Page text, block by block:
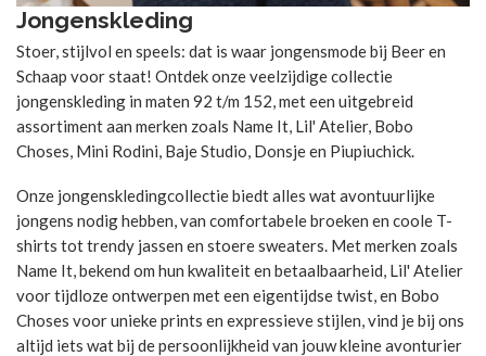
Jongenskleding
Stoer, stijlvol en speels: dat is waar jongensmode bij Beer en
Schaap voor staat! Ontdek onze veelzijdige collectie
jongenskleding in maten 92 t/m 152, met een uitgebreid
assortiment aan merken zoals Name It, Lil' Atelier, Bobo
Choses, Mini Rodini, Baje Studio, Donsje en Piupiuchick.
Onze jongenskledingcollectie biedt alles wat avontuurlijke
jongens nodig hebben, van comfortabele broeken en coole T-
shirts tot trendy jassen en stoere sweaters. Met merken zoals
Name It, bekend om hun kwaliteit en betaalbaarheid, Lil' Atelier
voor tijdloze ontwerpen met een eigentijdse twist, en Bobo
Choses voor unieke prints en expressieve stijlen, vind je bij ons
altijd iets wat bij de persoonlijkheid van jouw kleine avonturier